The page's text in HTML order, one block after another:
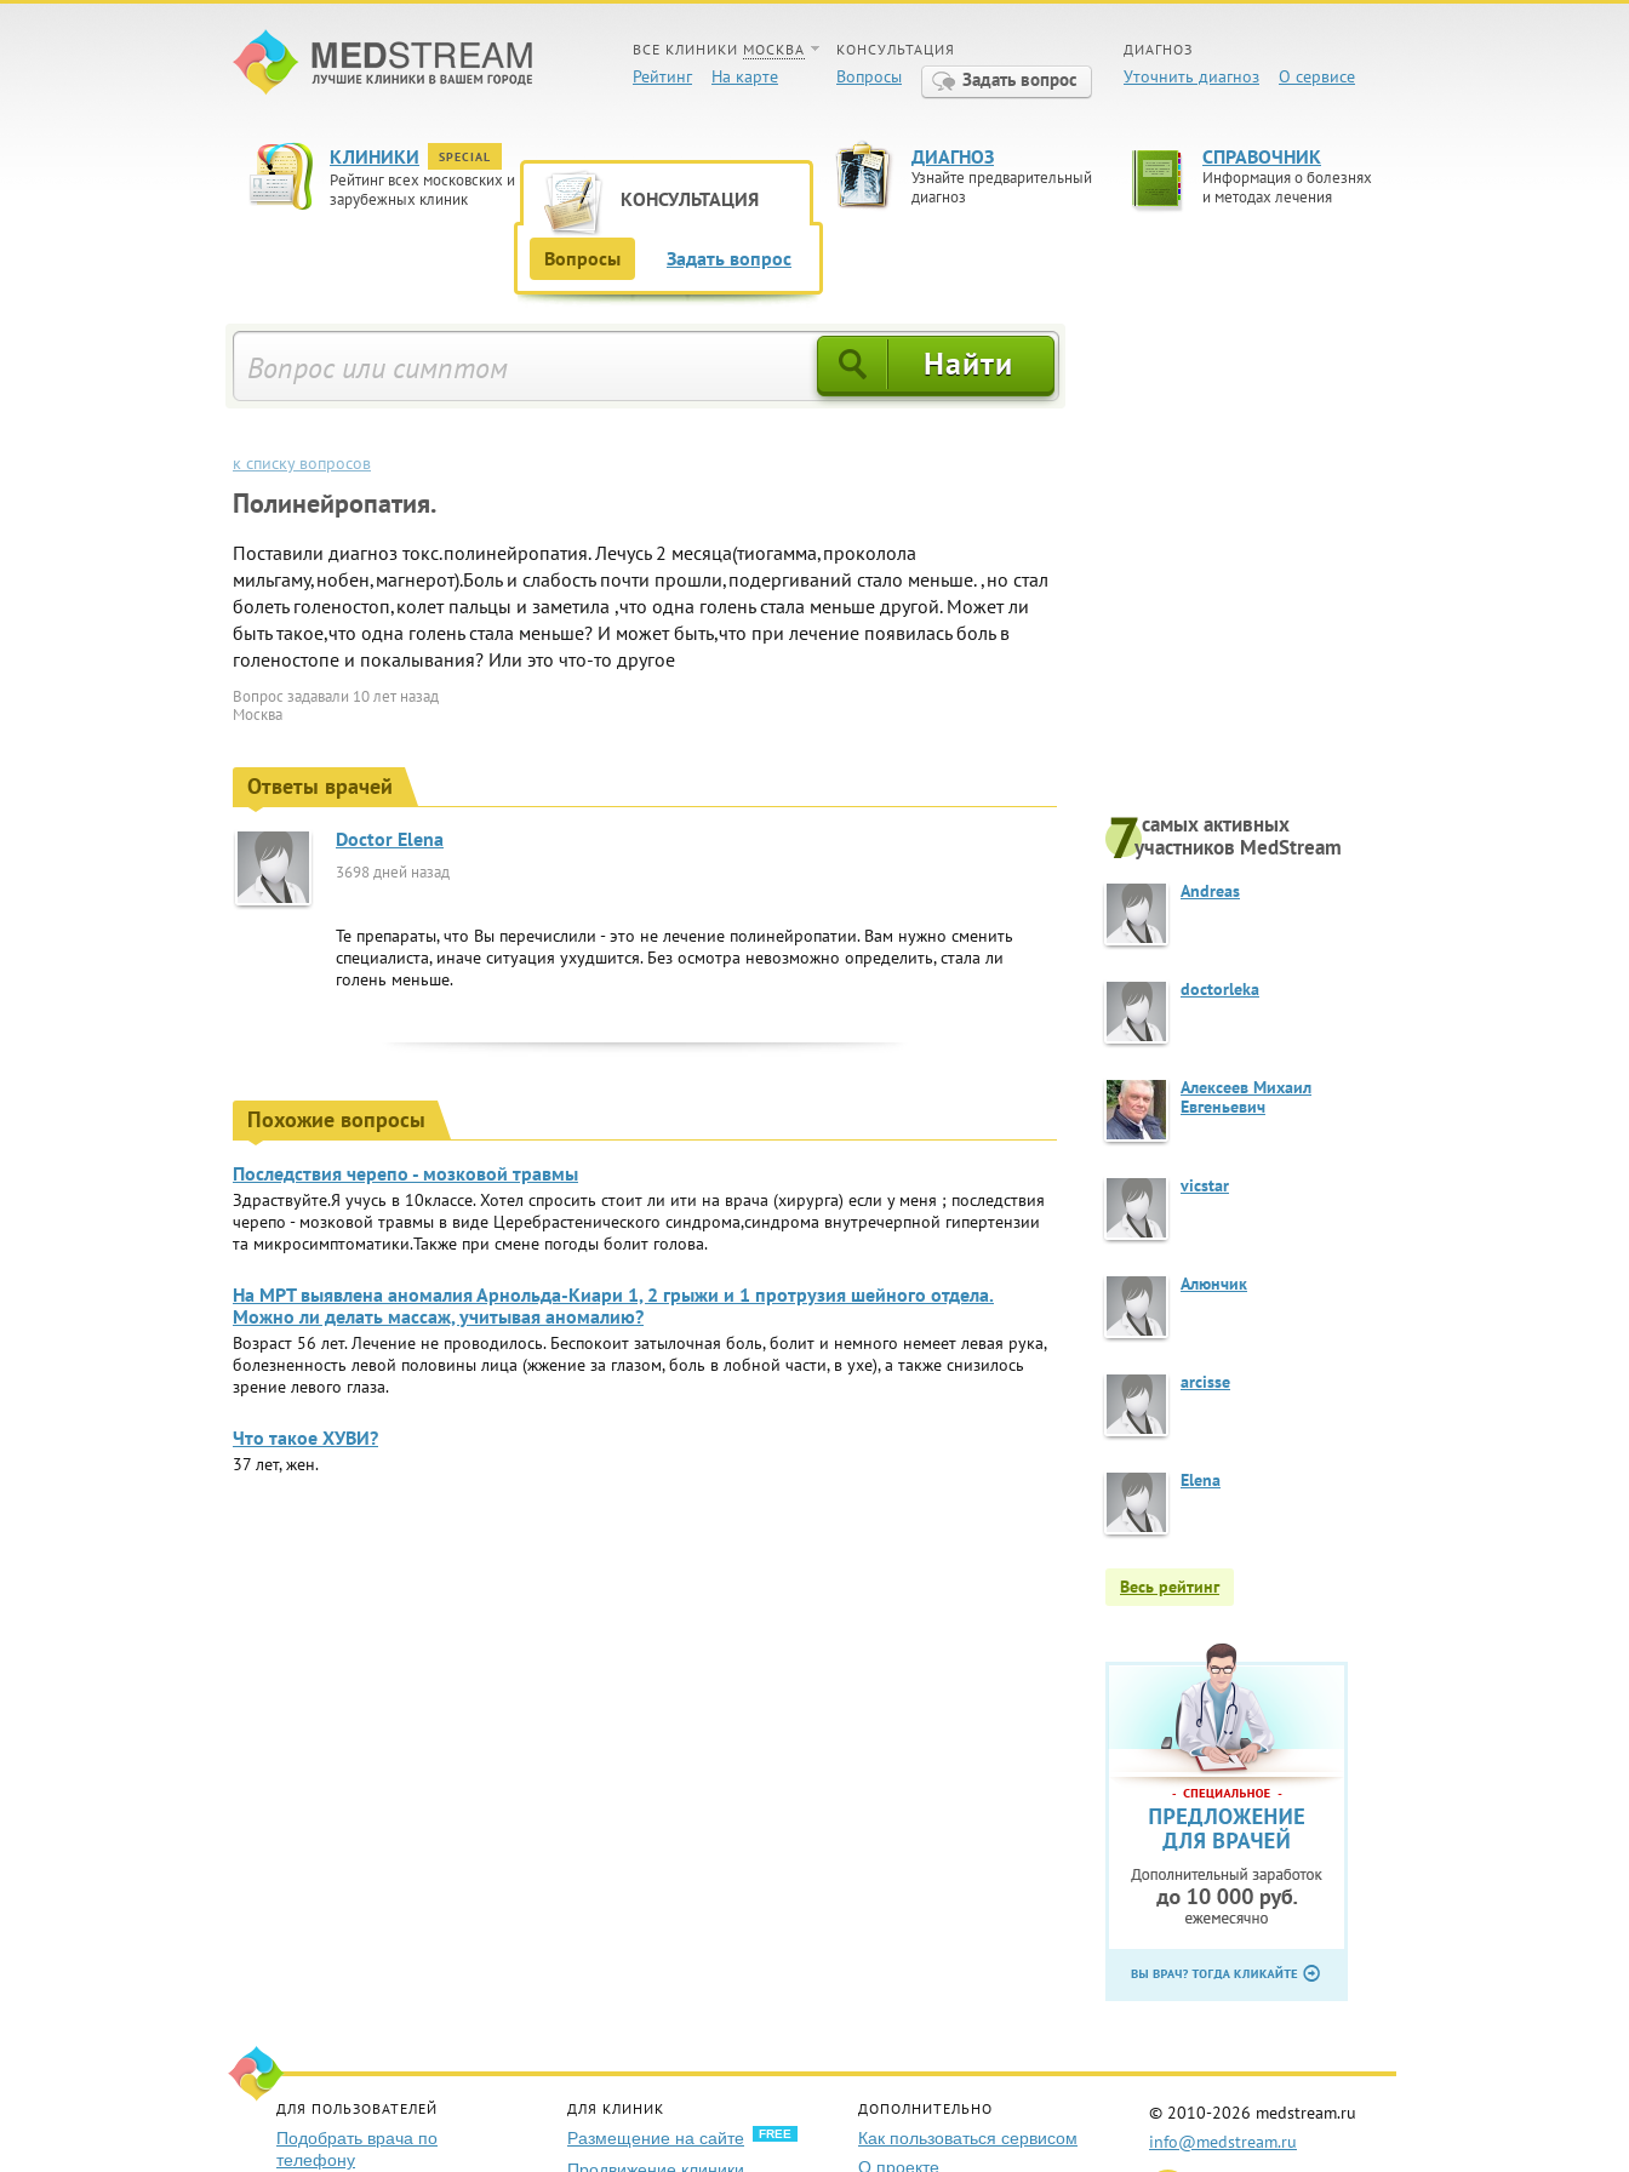
ВСЕ КЛИНИКИ МОСКВА
Рейтинг На карте
КОНСУЛЬТАЦИЯ
Вопросы Задать вопрос
ДИАГНОЗ
Уточнить диагноз О сервисе
КЛИНИКИ SPECIAL
Рейтинг всех московских и
зарубежных клиник
КОНСУЛЬТАЦИЯ
ДИАГНОЗ
Узнайте предварительный
диагноз
СПРАВОЧНИК
Информация о болезнях
и методах лечения
Вопросы Задать вопрос
к списку вопросов
Полинейропатия.
Поставили диагноз токс.полинейропатия. Лечусь 2 месяца(тиогамма,проколола
мильгаму,нобен,магнерот).Боль и слабость почти прошли,подергиваний стало меньше. ,но стал
болеть голеностоп,колет пальцы и заметила ,что одна голень стала меньше другой. Может ли
быть такое,что одна голень стала меньше? И может быть,что при лечение появилась боль в
голеностопе и покалывания? Или это что-то другое
Вопрос задавали 10 лет назад
Москва
Ответы врачей
Doctor Elena
3698 дней назад
Те препараты, что Вы перечислили - это не лечение полинейропатии. Вам нужно сменить
специалиста, иначе ситуация ухудшится. Без осмотра невозможно определить, стала ли
голень меньше.
Похожие вопросы
Последствия черепо - мозковой травмы
Здраствуйте.Я учусь в 10классе. Хотел спросить стоит ли ити на врача (хирурга) если у меня ; последствия
черепо - мозковой травмы в виде Церебрастенического синдрома,синдрома внутречерпной гипертензии
та микросимптоматики.Также при смене погоды болит голова.
На МРТ выявлена аномалия Арнольда-Киари 1, 2 грыжи и 1 протрузия шейного отдела.
Можно ли делать массаж, учитывая аномалию?
Возраст 56 лет. Лечение не проводилось. Беспокоит затылочная боль, болит и немного немеет левая рука,
болезненность левой половины лица (жжение за глазом, боль в лобной части, в ухе), а также снизилось
зрение левого глаза.
Что такое ХУВИ?
37 лет, жен.
самых активныx
участников MedStream
Andreas
doctorleka
Алексеев Михаил
Евгеньевич
vicstar
Алюнчик
arcisse
Elena
Весь рейтинг
ДЛЯ ПОЛЬЗОВАТЕЛЕЙ
Подобрать врача по
телефону
ДЛЯ КЛИНИК
Размещение на сайте FREE
ДОПОЛНИТЕЛЬНО
Как пользоваться сервисом
О проекте
© 2010-2026 medstream.ru
info@medstream.ru